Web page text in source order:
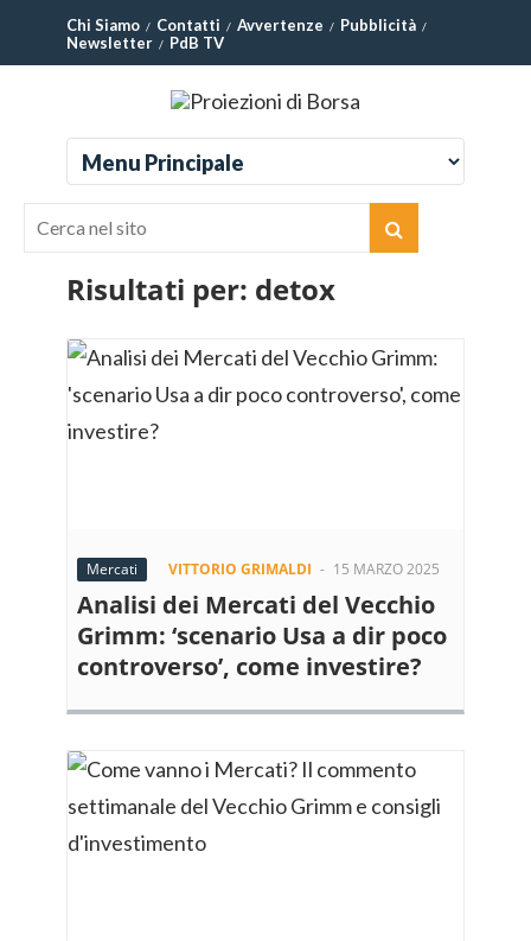
Chi Siamo Contatti Avvertenze
Pubblicità
Newsletter
PdB TV
Risultati per: detox
Mercati VITTORIO GRIMALDI - 15 MARZO 2025
Analisi dei Mercati del Vecchio
Grimm: ‘scenario Usa a dir poco
controverso’, come investire?